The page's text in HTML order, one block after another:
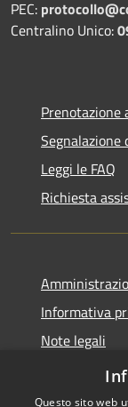
PEC:
Centralino Unico:
Prenotazione
Segnalazione
Leggi le FAQ
Richiesta
Informativa
Note legali
Questo sito web